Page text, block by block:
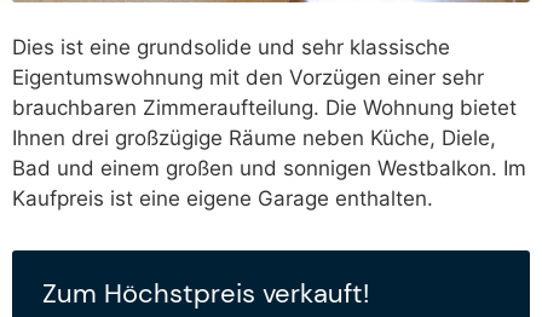
Dies ist eine grundsolide und sehr klassische
Eigentumswohnung mit den Vorzügen einer sehr
brauchbaren Zimmeraufteilung. Die Wohnung bietet
Ihnen drei großzügige Räume neben Küche, Diele,
Bad und einem großen und sonnigen Westbalkon. Im
Kaufpreis ist eine eigene Garage enthalten.
Zum Höchstpreis verkauft!